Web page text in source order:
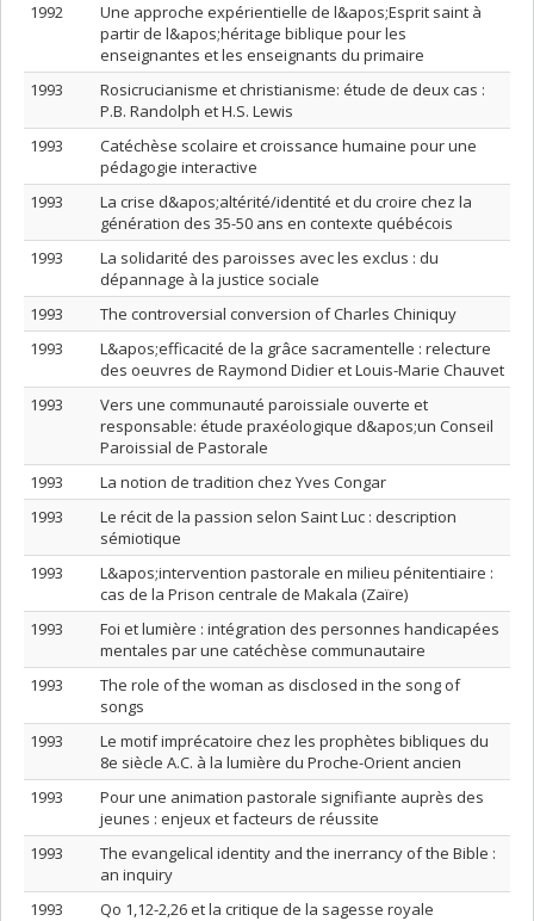
1992
Une approche expérientielle de l&apos;Esprit saint à
partir de l&apos;héritage biblique pour les
enseignantes et les enseignants du primaire
1993
Rosicrucianisme et christianisme: étude de deux cas :
P.B. Randolph et H.S. Lewis
1993
Catéchèse scolaire et croissance humaine pour une
pédagogie interactive
1993
La crise d&apos;altérité/identité et du croire chez la
génération des 35-50 ans en contexte québécois
1993
La solidarité des paroisses avec les exclus : du
dépannage à la justice sociale
1993
The controversial conversion of Charles Chiniquy
1993
L&apos;efficacité de la grâce sacramentelle : relecture
des oeuvres de Raymond Didier et Louis-Marie Chauvet
1993
Vers une communauté paroissiale ouverte et
responsable: étude praxéologique d&apos;un Conseil
Paroissial de Pastorale
1993
La notion de tradition chez Yves Congar
1993
Le récit de la passion selon Saint Luc : description
sémiotique
1993
L&apos;intervention pastorale en milieu pénitentiaire :
cas de la Prison centrale de Makala (Zaïre)
1993
Foi et lumière : intégration des personnes handicapées
mentales par une catéchèse communautaire
1993
The role of the woman as disclosed in the song of
songs
1993
Le motif imprécatoire chez les prophètes bibliques du
8e siècle A.C. à la lumière du Proche-Orient ancien
1993
Pour une animation pastorale signifiante auprès des
jeunes : enjeux et facteurs de réussite
1993
The evangelical identity and the inerrancy of the Bible :
an inquiry
1993
Qo 1,12-2,26 et la critique de la sagesse royale